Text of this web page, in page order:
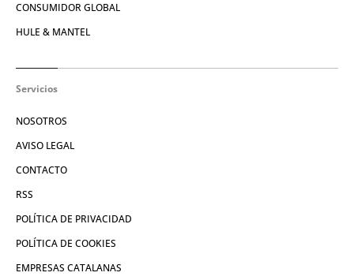
CONSUMIDOR GLOBAL
HULE & MANTEL
Servicios
NOSOTROS
AVISO LEGAL
CONTACTO
RSS
POLÍTICA DE PRIVACIDAD
POLÍTICA DE COOKIES
EMPRESAS CATALANAS